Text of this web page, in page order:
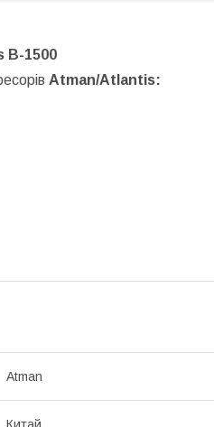
B-1500
Atman/Atlantis:
Atman
Китай